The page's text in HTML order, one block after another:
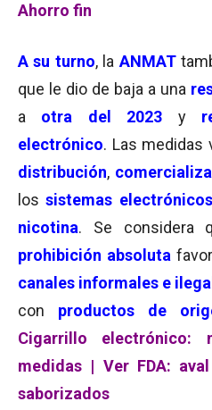
Ahorro fin
A su turno, la ANMAT
que le dio de baja a una
a otra del 2023 y
electrónico. Las medidas
distribución,
lossistemas electrónicos
nicotina. Se considera
prohibición absoluta
canales informales e
con productos de
Cigarrillo
medidas | Ver FDA:
saborizados